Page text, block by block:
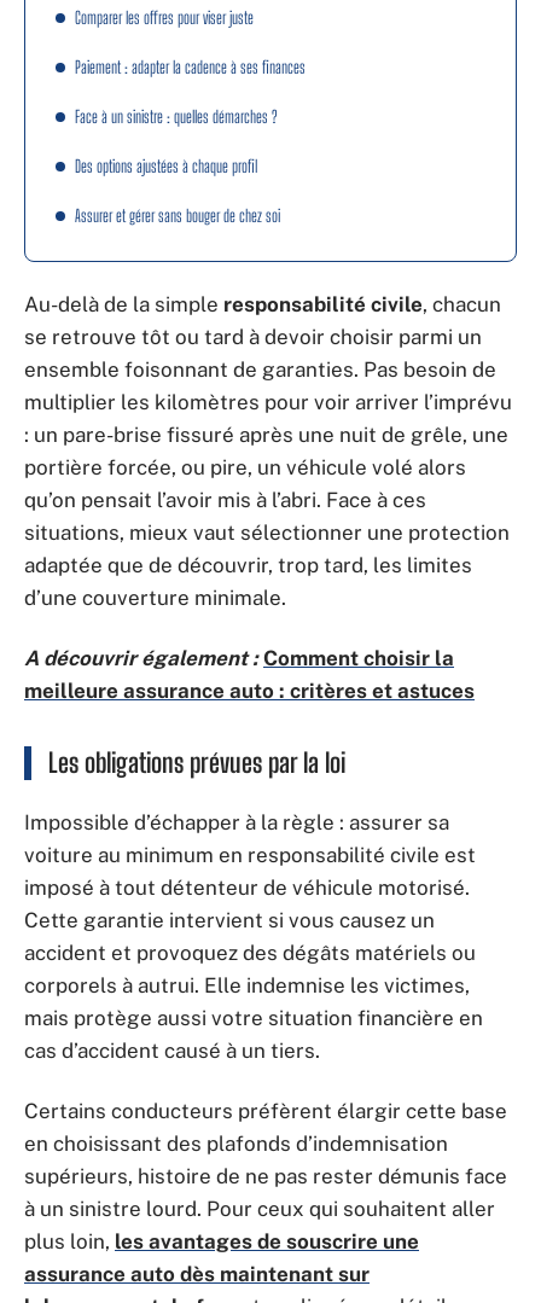
Comparer les offres pour viser juste
Paiement : adapter la cadence à ses finances
Face à un sinistre : quelles démarches ?
Des options ajustées à chaque profil
Assurer et gérer sans bouger de chez soi
Au-delà de la simple responsabilité civile, chacun
se retrouve tôt ou tard à devoir choisir parmi un
ensemble foisonnant de garanties. Pas besoin de
multiplier les kilomètres pour voir arriver l’imprévu
: un pare-brise fissuré après une nuit de grêle, une
portière forcée, ou pire, un véhicule volé alors
qu’on pensait l’avoir mis à l’abri. Face à ces
situations, mieux vaut sélectionner une protection
adaptée que de découvrir, trop tard, les limites
d’une couverture minimale.
A découvrir également : Comment choisir la
meilleure assurance auto : critères et astuces
Les obligations prévues par la loi
Impossible d’échapper à la règle : assurer sa
voiture au minimum en responsabilité civile est
imposé à tout détenteur de véhicule motorisé.
Cette garantie intervient si vous causez un
accident et provoquez des dégâts matériels ou
corporels à autrui. Elle indemnise les victimes,
mais protège aussi votre situation financière en
cas d’accident causé à un tiers.
Certains conducteurs préfèrent élargir cette base
en choisissant des plafonds d’indemnisation
supérieurs, histoire de ne pas rester démunis face
à un sinistre lourd. Pour ceux qui souhaitent aller
plus loin, les avantages de souscrire une
assurance auto dès maintenant sur